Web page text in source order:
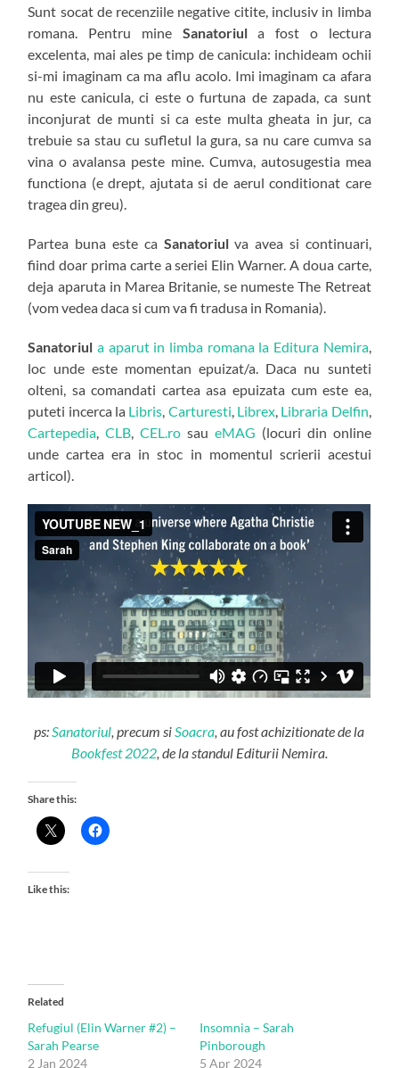
Sunt socat de recenziile negative citite, inclusiv in limba
romana. Pentru mine Sanatoriula fost o lectura
excelenta, mai ales pe timp de canicula: inchideam ochii
si-mi imaginam ca ma aflu acolo. Imi imaginam ca afara
nu este canicula, ci este o furtuna de zapada, ca sunt
inconjurat de munti si ca este multa gheata in jur, ca
trebuie sa stau cu sufletul la gura, sa nu care cumva sa
vina o avalansa peste mine. Cumva, autosugestia mea
functiona (e drept, ajutata si de aerul conditionat care
tragea din greu).
Partea buna este ca Sanatoriulva avea si continuari,
fiind doar prima carte a seriei Elin Warner. A doua carte,
deja aparuta in Marea Britanie, se numeste The Retreat
(vom vedea daca si cum va fi tradusa in Romania).
Sanatoriul a aparut in limba romana la Editura Nemira,
loc unde este momentan epuizat/a. Daca nu sunteti
olteni, sa comandati cartea asa epuizata cum este ea,
puteti incerca la Libris, Carturesti, Librex, Libraria Delfin,
Cartepedia,CLB,CEL.ro sau eMAG (locuri din online
unde cartea era in stoc in momentul scrierii acestui
articol).
ps:Sanatoriul, precum siSoacra, au fost achizitionate de la
Bookfest 2022, de la standul Editurii Nemira.
Share this:
Like this:
Related
Refugiul (Elin Warner #2) –
Sarah Pearse
2 Jan 2024
Insomnia – Sarah
Pinborough
5 Apr 2024